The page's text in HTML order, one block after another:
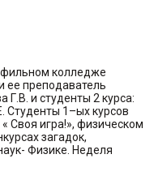
колледже
ее преподаватель
и студенты 2 курса:
Студенты 1–ых курсов
Своя игра!», физическом
загадок,
Физике. Неделя